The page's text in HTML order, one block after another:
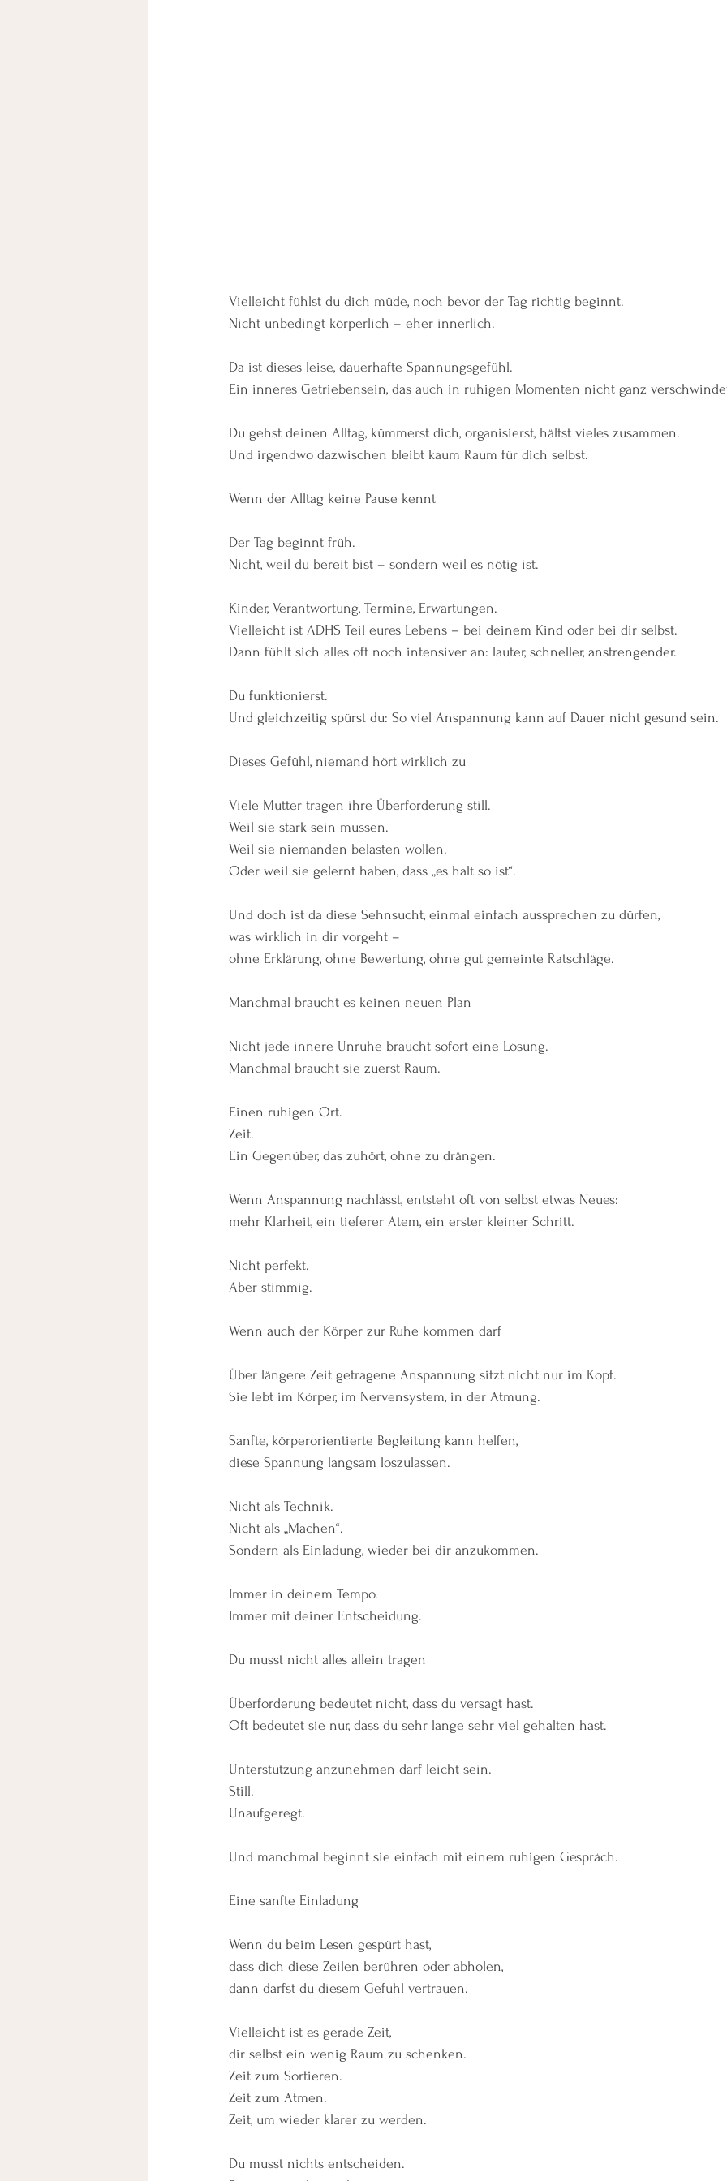
Vielleicht fühlst du dich müde, noch bevor der Tag richtig beginnt.
Nicht unbedingt körperlich – eher innerlich.
Da ist dieses leise, dauerhafte Spannungsgefühl.
Ein inneres Getriebensein, das auch in ruhigen Momenten nicht ganz
Du gehst deinen Alltag, kümmerst dich, organisierst, hältst vieles zusammen.
Und irgendwo dazwischen bleibt kaum Raum für dich selbst.
Wenn der Alltag keine Pause kennt
Der Tag beginnt früh.
Nicht, weil du bereit bist – sondern weil es nötig ist.
Kinder, Verantwortung, Termine, Erwartungen.
Vielleicht ist ADHS Teil eures Lebens – bei deinem Kind oder bei dir selbst.
Dann fühlt sich alles oft noch intensiver an: lauter, schneller, anstrengender.
Du funktionierst.
Und gleichzeitig spürst du: So viel Anspannung kann auf Dauer nicht gesund sein.
Dieses Gefühl, niemand hört wirklich zu
Viele Mütter tragen ihre Überforderung still.
Weil sie stark sein müssen.
Weil sie niemanden belasten wollen.
Oder weil sie gelernt haben, dass „es halt so ist“.
Und doch ist da diese Sehnsucht, einmal einfach aussprechen zu dürfen,
was wirklich in dir vorgeht –
ohne Erklärung, ohne Bewertung, ohne gut gemeinte Ratschläge.
Manchmal braucht es keinen neuen Plan
Nicht jede innere Unruhe braucht sofort eine Lösung.
Manchmal braucht sie zuerst Raum.
Einen ruhigen Ort.
Zeit.
Ein Gegenüber, das zuhört, ohne zu drängen.
Wenn Anspannung nachlässt, entsteht oft von selbst etwas Neues:
mehr Klarheit, ein tieferer Atem, ein erster kleiner Schritt.
Nicht perfekt.
Aber stimmig.
Wenn auch der Körper zur Ruhe kommen darf
Über längere Zeit getragene Anspannung sitzt nicht nur im Kopf.
Sie lebt im Körper, im Nervensystem, in der Atmung.
Sanfte, körperorientierte Begleitung kann helfen,
diese Spannung langsam loszulassen.
Nicht als Technik.
Nicht als „Machen“.
Sondern als Einladung, wieder bei dir anzukommen.
Immer in deinem Tempo.
Immer mit deiner Entscheidung.
Du musst nicht alles allein tragen
Überforderung bedeutet nicht, dass du versagt hast.
Oft bedeutet sie nur, dass du sehr lange sehr viel gehalten hast.
Unterstützung anzunehmen darf leicht sein.
Still.
Unaufgeregt.
Und manchmal beginnt sie einfach mit einem ruhigen Gespräch.
Eine sanfte Einladung
Wenn du beim Lesen gespürt hast,
dass dich diese Zeilen berühren oder abholen,
dann darfst du diesem Gefühl vertrauen.
Vielleicht ist es gerade Zeit,
dir selbst ein wenig Raum zu schenken.
Zeit zum Sortieren.
Zeit zum Atmen.
Zeit, um wieder klarer zu werden.
Du musst nichts entscheiden.